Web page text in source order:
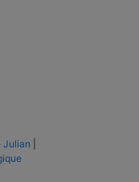
Julian